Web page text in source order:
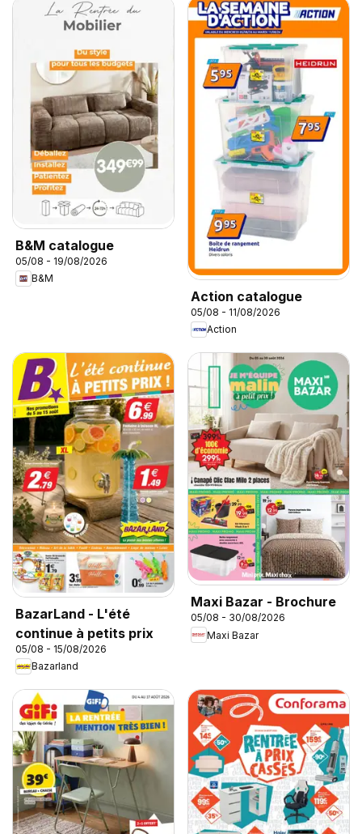
B&M catalogue
05/08 - 19/08/2026
B&M
Action catalogue
05/08 - 11/08/2026
Action
BazarLand - L'été
continue à petits prix
05/08 - 15/08/2026
Bazarland
Maxi Bazar - Brochure
05/08 - 30/08/2026
Maxi Bazar